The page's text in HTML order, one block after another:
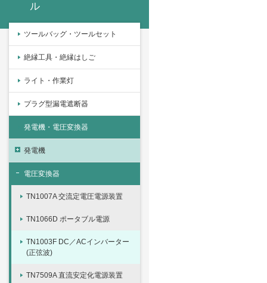
ル
ツールバッグ・ツールセット
絶縁工具・絶縁はしご
ライト・作業灯
プラグ型漏電遮断器
発電機・電圧変換器
発電機
電圧変換器
TN1007A 交流定電圧電源装置
TN1066D ポータブル電源
TN1003F DC／ACインバーター
(正弦波)
TN7509A 直流安定化電源装置